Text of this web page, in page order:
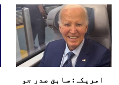
امریکہ: سابق صدر جو